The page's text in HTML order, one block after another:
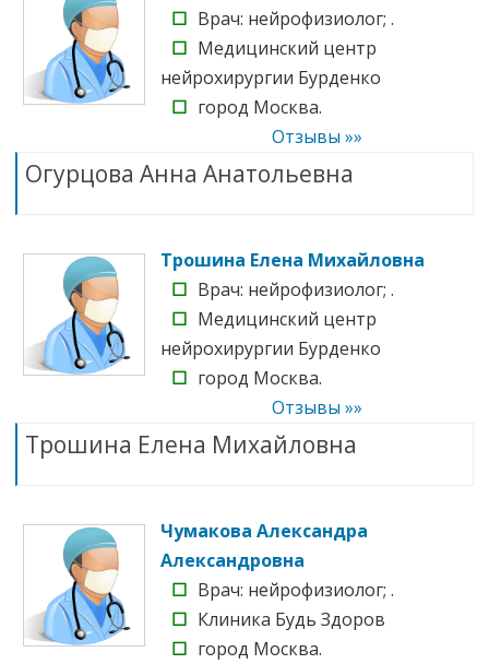
☐ Врач: нейрофизиолог; .
☐ Медицинский центр
нейрохирургии Бурденко
☐ город Москва.
Отзывы »»
Огурцова Анна Анатольевна
Трошина Елена Михайловна
☐ Врач: нейрофизиолог; .
☐ Медицинский центр
нейрохирургии Бурденко
☐ город Москва.
Отзывы »»
Трошина Елена Михайловна
Чумакова Александра
Александровна
☐ Врач: нейрофизиолог; .
☐ Клиника Будь Здоров
☐ город Москва.